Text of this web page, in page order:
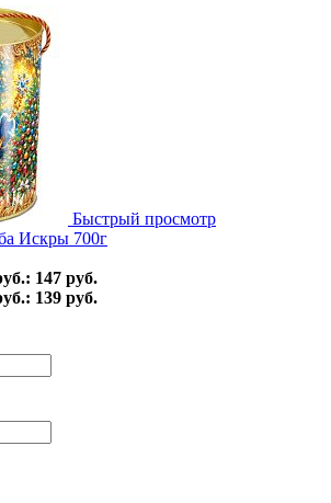
Быстрый просмотр
Искры 700г
147 руб.
139 руб.